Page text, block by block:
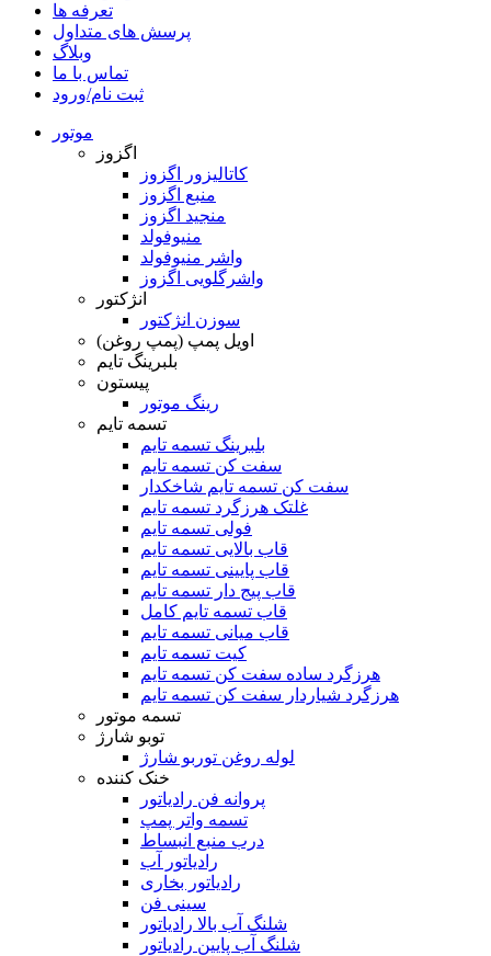
تعرفه ها
پرسش های متداول
وبلاگ
تماس با ما
ثبت نام/ورود
موتور
اگزوز
کاتالیزور اگزوز
منبع اگزوز
منجید اگزوز
منیوفولد
واشر منیوفولد
واشرگلویی اگزوز
انژکتور
سوزن انژکتور
اویل پمپ (پمپ روغن)
بلبرینگ تایم
پیستون
رینگ موتور
تسمه تایم
بلبرینگ تسمه تایم
سفت کن تسمه تایم
سفت کن تسمه تایم شاخکدار
غلتک هرزگرد تسمه تایم
فولی تسمه تایم
قاب بالایی تسمه تایم
قاب پایینی تسمه تایم
قاب پیج دار تسمه تایم
قاب تسمه تایم کامل
قاب میانی تسمه تایم
کیت تسمه تایم
هرزگرد ساده سفت کن تسمه تایم
هرزگرد شیاردار سفت کن تسمه تایم
تسمه موتور
توبو شارژ
لوله روغن توربو شارژ
خنک کننده
پروانه فن رادیاتور
تسمه واتر پمپ
درب منبع انبساط
رادیاتور آب
رادیاتور بخاری
سینی فن
شلنگ آب بالا رادیاتور
شلنگ آب پایین رادیاتور